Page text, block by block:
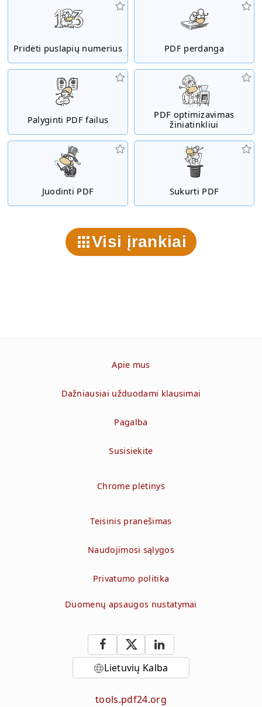
Pridėti puslapių numerius PDF perdanga
Palyginti PDF failus
PDF optimizavimas
žiniatinkliui
Juodinti PDF Sukurti PDF
Visi įrankiai
Apie mus
Dažniausiai užduodami klausimai
Pagalba
Susisiekite
Chrome plėtinys
Teisinis pranešimas
Naudojimosi sąlygos
Privatumo politika
Duomenų apsaugos nustatymai
Lietuvių Kalba
tools.pdf24.org